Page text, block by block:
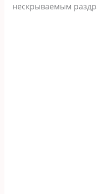
нескрываемым